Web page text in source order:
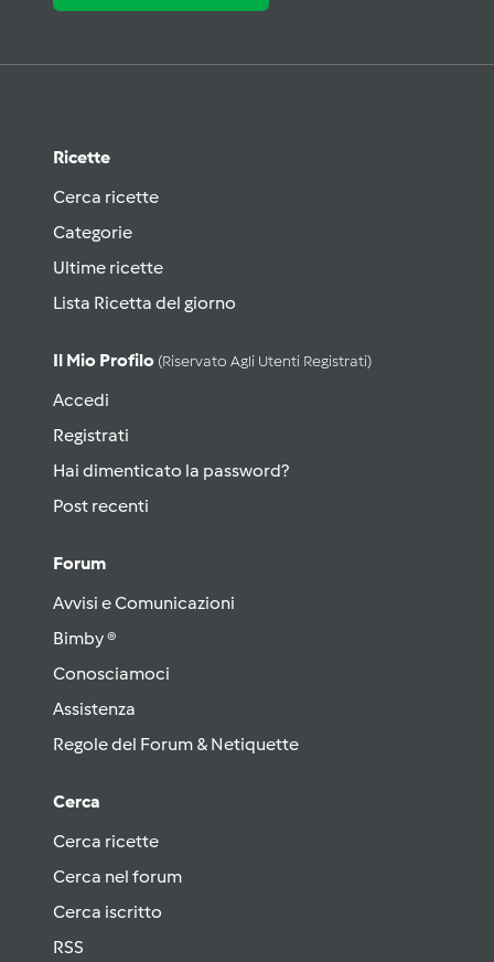
Ricette
Cerca ricette
Categorie
Ultime ricette
Lista Ricetta del giorno
Il Mio Profilo (riservato Agli Utenti Registrati)
Accedi
Registrati
Hai dimenticato la password?
Post recenti
Forum
Avvisi e Comunicazioni
Bimby ®
Conosciamoci
Assistenza
Regole del Forum & Netiquette
Cerca
Cerca ricette
Cerca nel forum
Cerca iscritto
RSS